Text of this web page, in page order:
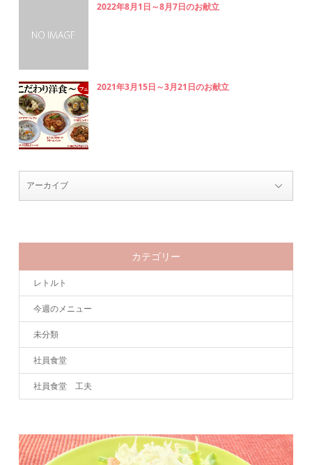
2022年8月1日～8月7日のお献立
2021年3月15日～3月21日のお献立
カテゴリー
レトルト
今週のメニュー
未分類
社員食堂
社員食堂 工夫